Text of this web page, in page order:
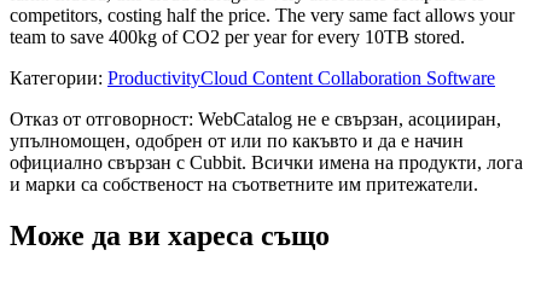
competitors, costing half the price. The very same fact allows your
team to save 400kg of CO2 per year for every 10TB stored.
Категории: ProductivityCloud Content Collaboration Software
Отказ от отговорност: WebCatalog не е свързан, асоцииран,
упълномощен, одобрен от или по какъвто и да е начин
официално свързан с Cubbit. Всички имена на продукти, лога
и марки са собственост на съответните им притежатели.
Може да ви хареса също